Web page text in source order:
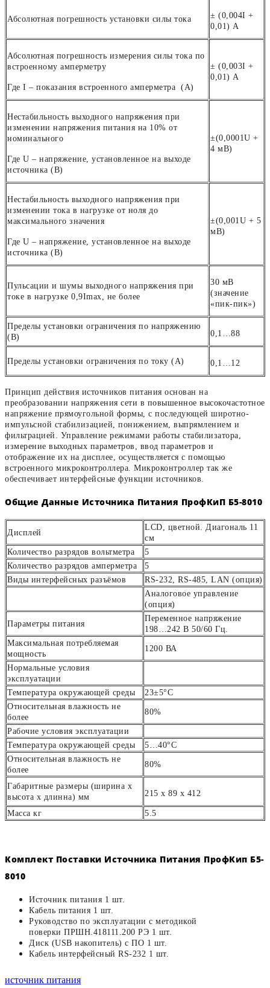
Абсолютная погрешность установки силы тока ± (0,004I +
0,01) А
Абсолютная погрешность измерения силы тока по
встроенному амперметру
Где I – показания встроенного амперметра (А)
± (0,003I +
0,01) А
Нестабильность выходного напряжения при
изменении напряжения питания на 10% от
номинального
Где U – напряжение, установленное на выходе
источника (В)
±(0,0001 U +
4 мВ)
Нестабильность выходного напряжения при
изменении тока в нагрузке от ноля до
максимального значения
Где U – напряжение, установленное на выходе
источника (В)
±(0,001 U + 5
мВ)
Пульсации и шумы выходного напряжения при
токе в нагрузке 0,9Imax, не более
30 мВ
(значение
«пик-пик»)
Пределы установки ограничения по напряжению
(В)
0,1…88
Пределы установки ограничения по току (А) 0,1…12
Принцип действия источников питания основан на
преобразовании напряжения сети в повышенное высокочастотное
напряжение прямоугольной формы, с последующей широтно-
импульсной стабилизацией, понижением, выпрямлением и
фильтрацией. Управление режимами работы стабилизатора,
измерение выходных параметров, ввод параметров и
отображение их на дисплее, осуществляется с помощью
встроенного микроконтроллера. Микроконтроллер так же
обеспечивает интерфейсные функции источников.
Общие Данные Источника Питания ПрофКиП Б5-8010
Дисплей
LCD, цветной. Диагональ 11
см
Количество разрядов вольтметра
5
Количество разрядов амперметра
5
Виды интерфейсных разъёмов
RS-232, RS-485, LAN (опция)
Аналоговое управление
(опция)
Параметры питания
Переменное напряжение
198…242 В 50/60 Гц.
Максимальная потребляемая
мощность
1200 ВА
Нормальные условия
эксплуатации
Температура окружающей среды
23±5°С
Относительная влажность не
более
80%
Рабочие условия эксплуатации
Температура окружающей среды
5…40°С
Относительная влажность не
более
80%
Габаритные размеры (ширина х
высота х длинна) мм
215 х 89 х 412
Масса кг 5.5
Комплект Поставки Источника Питания ПрофКип Б5-
8010
Источник питания 1 шт.
Кабель питания 1 шт.
Руководство по эксплуатации с методикой
поверки ПРШН.418111.200 РЭ 1 шт.
Диск (USB накопитель) с ПО 1 шт.
Кабель интерфейсный RS-232 1 шт.
источник питания